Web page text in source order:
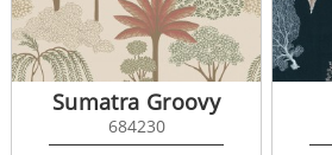
Sumatra Groovy
684230